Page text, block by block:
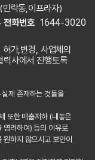
락동,이프라자)
전화번호 1644-3020
가,변경, 사업체의
력사에서 진행토록
제 존재하는 것들을
또한 매출저하 (내놓은
염려하여) 등의 이유로
하지 않으시고 보안이